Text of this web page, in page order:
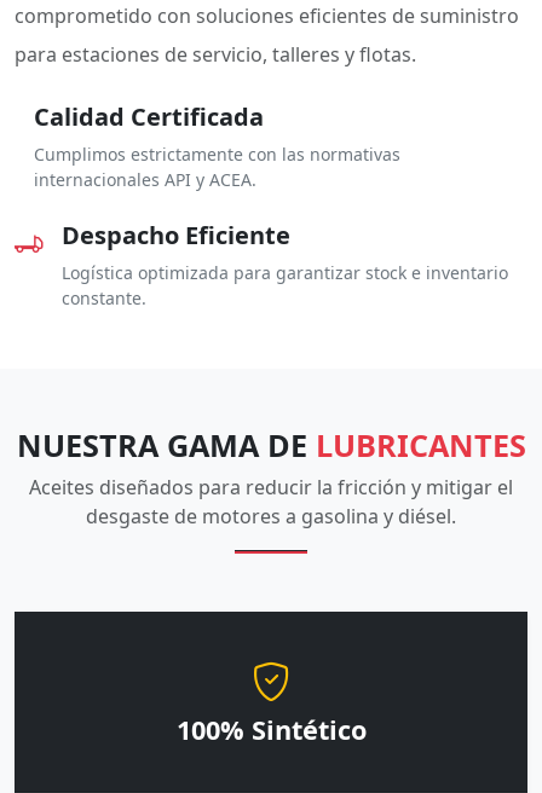
comprometido con soluciones eficientes de suministro
para estaciones de servicio, talleres y flotas.
Calidad Certificada
Cumplimos estrictamente con las normativas
internacionales API y ACEA.
Despacho Eficiente
Logística optimizada para garantizar stock e inventario
constante.
NUESTRA GAMA DE LUBRICANTES
Aceites diseñados para reducir la fricción y mitigar el
desgaste de motores a gasolina y diésel.
100% Sintético